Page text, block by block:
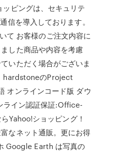
ピングは、セキュリテ
信を導入しております。
て お客様のご注文内容に
した商品や内容を考慮
いただく場合がございま
hardstoneのProject
オンラインコード版 ダウ
ライン認証保証:Office-
Yahoo!ショッピング！
なネット通販。更にお得
Google Earth は写真の